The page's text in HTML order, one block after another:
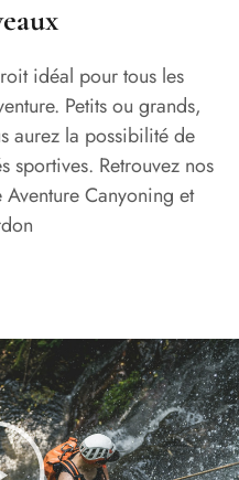
idéal pour tous les
Petits ou grands,
aurez la possibilité de
sportives. Retrouvez nos
Aventure Canyoning et